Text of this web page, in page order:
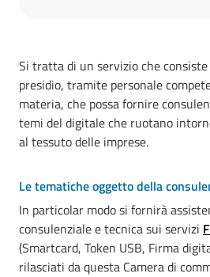
Si tratta di un servizio che
presidio, tramite personale
materia, che possa fornire
temi del digitale che ruotano
al tessuto delle imprese.
Le tematiche oggetto della
In particolar modo si fornirà
consulenziale e tecnica sui servizi
(Smartcard, Token USB, Firma
rilasciati da questa Camera di